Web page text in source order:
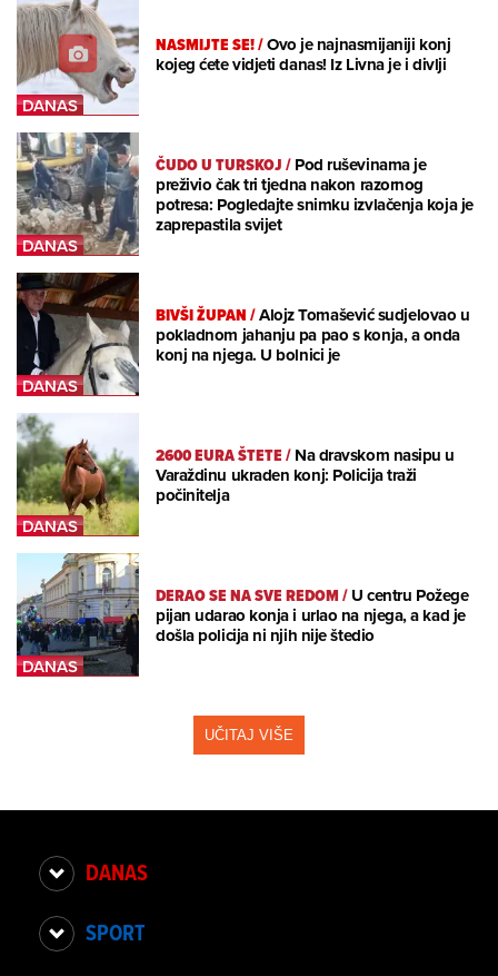
NASMIJTE SE!/Ovo je najnasmijaniji konj
kojeg ćete vidjeti danas! Iz Livna je i divlji
ČUDO U TURSKOJ/Pod ruševinama je
preživio čak tri tjedna nakon razornog
potresa: Pogledajte snimku izvlačenja koja je
zaprepastila svijet
BIVŠI ŽUPAN/Alojz Tomašević sudjelovao u
pokladnom jahanju pa pao s konja, a onda
konj na njega. U bolnici je
2600 EURA ŠTETE/Na dravskom nasipu u
Varaždinu ukraden konj: Policija traži
počinitelja
DERAO SE NA SVE REDOM/U centru Požege
pijan udarao konja i urlao na njega, a kad je
došla policija ni njih nije štedio
UČITAJ VIŠE
DANAS
SPORT